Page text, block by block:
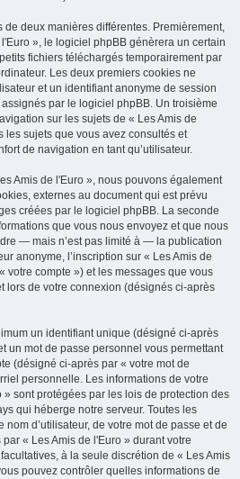
de deux manières différentes. Premièrement,
», le logiciel phpBB génèrera un certain
fichiers téléchargés temporairement par
Les deux premiers cookies ne
et un identifiant anonyme de session
par le logiciel phpBB. Un troisième
sur les sujets de « Les Amis de
les sujets que vous avez consultés et
de navigation en tant qu’utilisateur.
Amis de l'Euro », nous pouvons également
externes au document qui est prévu
créées par le logiciel phpBB. La seconde
que vous nous envoyez et que nous
— mais n’est pas limité à — la publication
anonyme, l’inscription sur « Les Amis de
votre compte ») et les messages que vous
lors de votre connexion (désignés ci-après
un identifiant unique (désigné ci-après
un mot de passe personnel vous permettant
(désigné ci-après par « votre mot de
personnelle. Les informations de votre
» sont protégées par les lois de protection des
qui héberge notre serveur. Toutes les
d’utilisateur, de votre mot de passe et de
« Les Amis de l'Euro » durant votre
à la seule discrétion de « Les Amis
pouvez contrôler quelles informations de